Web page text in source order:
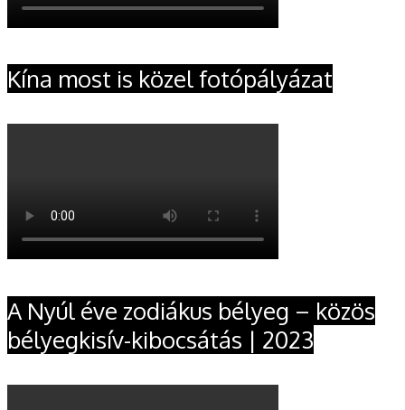
Kína most is közel fotópályázat
A Nyúl éve zodiákus bélyeg – közös
bélyegkisív-kibocsátás | 2023